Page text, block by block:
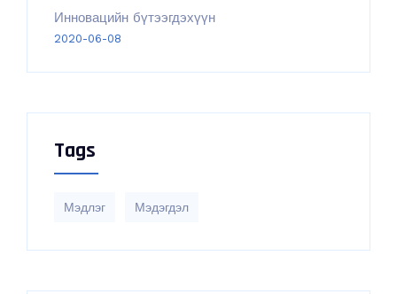
Инновацийн бүтээгдэхүүн
2020-06-08
Tags
Мэдлэг Мэдэгдэл